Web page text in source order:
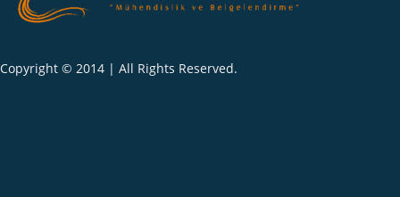
Copyright © 2014 | All Rights Reserved.